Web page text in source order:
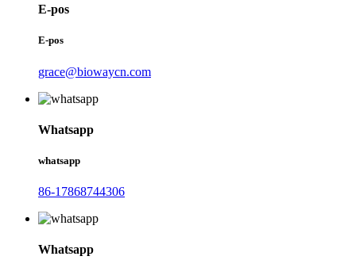
E-pos
E-pos
grace@biowaycn.com
Whatsapp
whatsapp
86-17868744306
Whatsapp